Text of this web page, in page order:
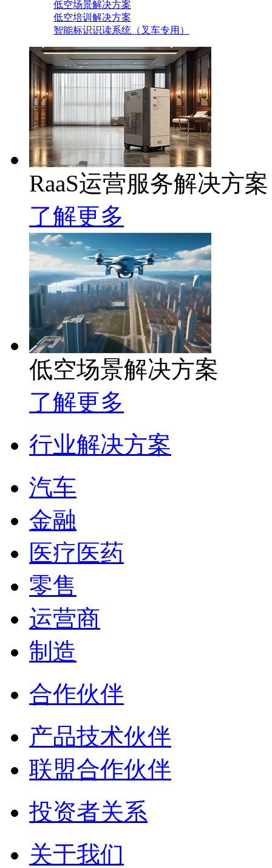
低空场景解决方案
低空培训解决方案
智能标识识读系统（叉车专用）
RaaS运营服务解决方案
了解更多
低空场景解决方案
了解更多
行业解决方案
汽车
金融
医疗医药
零售
运营商
制造
合作伙伴
产品技术伙伴
联盟合作伙伴
投资者关系
关于我们